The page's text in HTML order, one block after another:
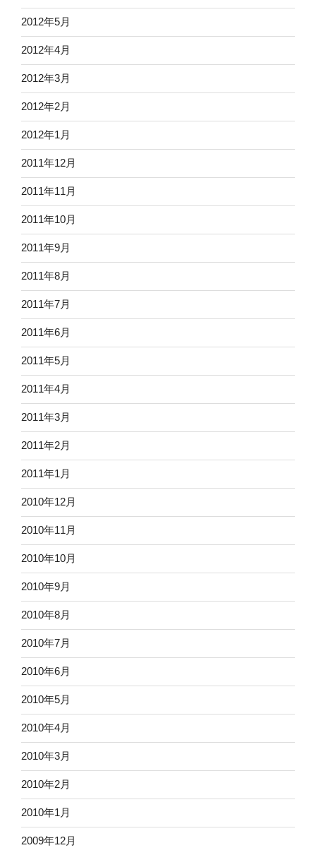
2012年5月
2012年4月
2012年3月
2012年2月
2012年1月
2011年12月
2011年11月
2011年10月
2011年9月
2011年8月
2011年7月
2011年6月
2011年5月
2011年4月
2011年3月
2011年2月
2011年1月
2010年12月
2010年11月
2010年10月
2010年9月
2010年8月
2010年7月
2010年6月
2010年5月
2010年4月
2010年3月
2010年2月
2010年1月
2009年12月